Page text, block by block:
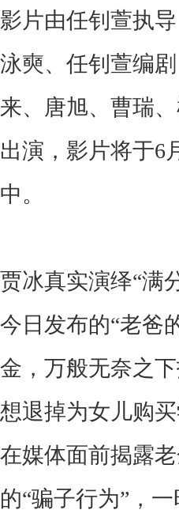
影片由任钊萱执
泳奭、任钊萱编
来、唐旭、曹瑞
出演， 影片将于6
中。
贾冰真实演绎“满
今日发布的“老爸
金，万般无奈之
想退掉为女儿购
在媒体面前揭露
的“骗子行为”，